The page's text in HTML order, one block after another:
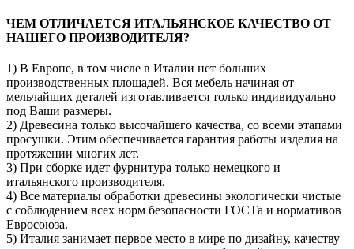
ЧЕМ ОТЛИЧАЕТСЯ ИТАЛЬЯНСКОЕ КАЧЕСТВО ОТ
НАШЕГО ПРОИЗВОДИТЕЛЯ?
1) В Европе, в том числе в Италии нет больших
производственных площадей. Вся мебель начиная от
мельчайших деталей изготавливается только индивидуально
под Ваши размеры.
2) Древесина только высочайшего качества, со всеми этапами
просушки. Этим обеспечивается гарантия работы изделия на
протяжении многих лет.
3) При сборке идет фурнитура только немецкого и
итальянского производителя.
4) Все материалы обработки древесины экологически чистые
с соблюдением всех норм безопасности ГОСТа и нормативов
Евросоюза.
5) Италия занимает первое место в мире по дизайну, качеству